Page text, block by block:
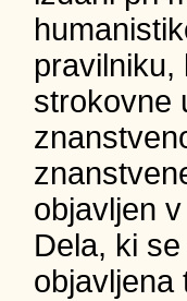
pravilniku,
strokovne
objavljen
Dela, ki
objavljena